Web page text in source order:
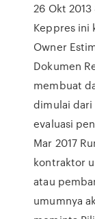
26 Okt
Keppres ini
Owner
Dokumen
membuat
dimulai dari
evaluasi
Mar 2017
kontraktor
atau
umumnya